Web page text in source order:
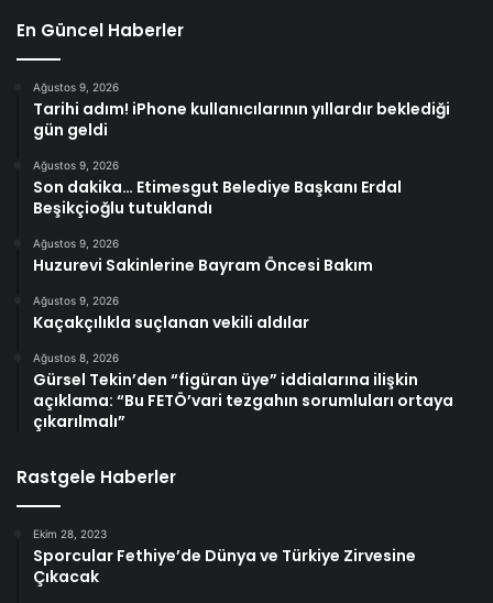
En Güncel Haberler
Ağustos 9, 2026
Tarihi adım! iPhone kullanıcılarının yıllardır beklediği
gün geldi
Ağustos 9, 2026
Son dakika… Etimesgut Belediye Başkanı Erdal
Beşikçioğlu tutuklandı
Ağustos 9, 2026
Huzurevi Sakinlerine Bayram Öncesi Bakım
Ağustos 9, 2026
Kaçakçılıkla suçlanan vekili aldılar
Ağustos 8, 2026
Gürsel Tekin’den “figüran üye” iddialarına ilişkin
açıklama: “Bu FETÖ’vari tezgahın sorumluları ortaya
çıkarılmalı”
Rastgele Haberler
Ekim 28, 2023
Sporcular Fethiye’de Dünya ve Türkiye Zirvesine
Çıkacak